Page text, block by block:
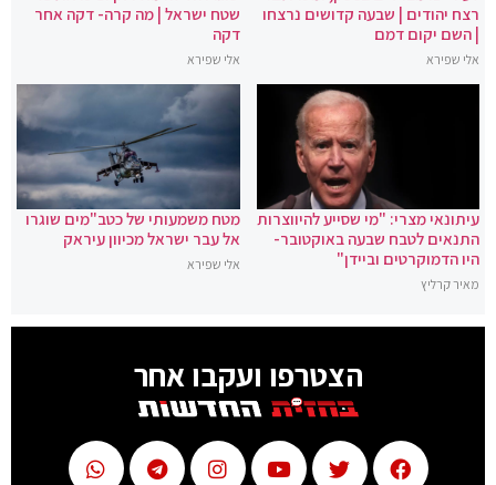
רצח יהודים | שבעה קדושים נרצחו
| השם יקום דמם
אלי שפירא
שטח ישראל | מה קרה- דקה אחר
דקה
אלי שפירא
עיתונאי מצרי: "מי שסייע להיווצרות
התנאים לטבח שבעה באוקטובר-
היו הדמוקרטים וביידן"
מאיר קרליץ
מטח משמעותי של כטב"מים שוגרו
אל עבר ישראל מכיוון עיראק
אלי שפירא
הצטרפו ועקבו אחר